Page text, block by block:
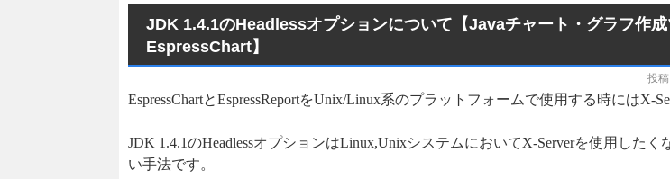
JDK 1.4.1のHeadlessオプションについて【Javaチャート・グラフ作
EspressChart】
投
EspressChartとEspressReportをUnix/Linux系のプラットフォームで使用する時にはX-
JDK 1.4.1のHeadlessオプションはLinux,UnixシステムにおいてX-Serverを使用したく
い手法です。